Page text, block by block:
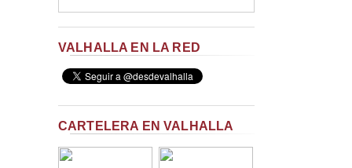
VALHALLA EN LA RED
CARTELERA EN VALHALLA